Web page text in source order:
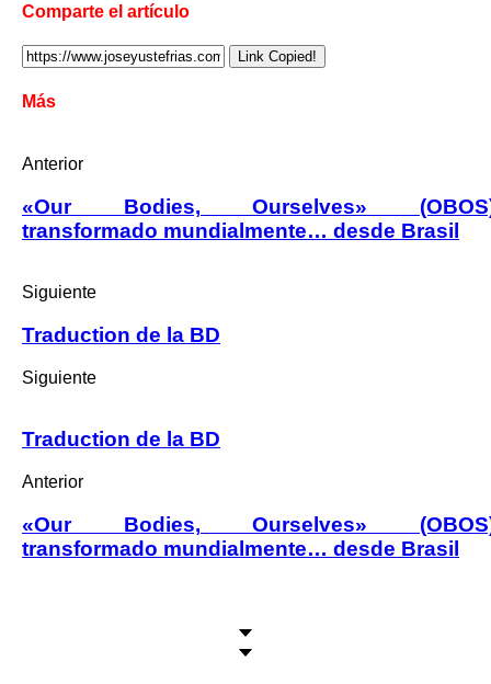
Comparte el artículo
Link Copied!
Más
Anterior
«Our Bodies, Ourselves»
transformado mundialmente… desde Brasil
Siguiente
Traduction de la BD
Siguiente
Traduction de la BD
Anterior
«Our Bodies, Ourselves»
transformado mundialmente… desde Brasil